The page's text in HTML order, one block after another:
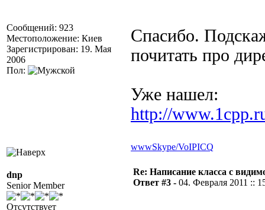
Сообщений: 923
Местоположение: Киев
Зарегистрирован: 19. Мая
2006
Пол:
Спасибо.
почитать про
Уже нашел:
http://
wwwSkype/VoIPICQ
dnp
Senior Member
Отсутствует
Re: Написание класса с
Ответ #3 - 04. Февраля 2011 ::